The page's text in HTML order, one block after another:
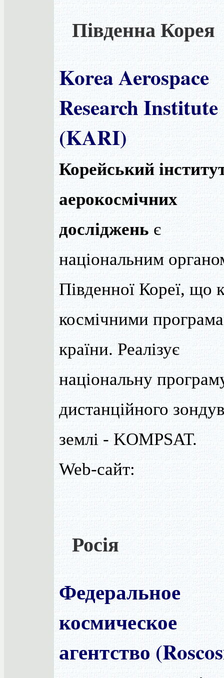
Південна Корея
Korea Aerospace
Research Institute
(KARI)
Корейський
аерокосмічних
досліджень є
національним
Південної Кореї, що
космічними
країни. Реалізує
національну
дистанційного
землі - KOMPSAT.
Web-сайт:
Росія
Федеральное
космическое
агентство